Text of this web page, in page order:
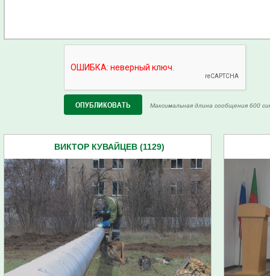
Максимальная длина сообщения 600
ВИКТОР КУВАЙЦЕВ (1129)